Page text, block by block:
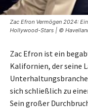
Zac Efron Vermögen 2024:
Hollywood-Stars | ©
Zac Efron ist ein
Kalifornien, der seine
sich schließlich zu
Sein großer